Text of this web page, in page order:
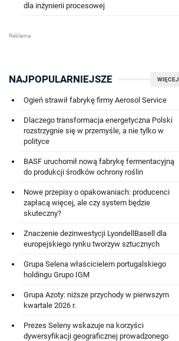
dla inżynierii procesowej
WIĘCEJ
NAJPOPULARNIEJSZE
Ogień strawił fabrykę firmy Aerosol Service
Dlaczego transformacja energetyczna Polski
rozstrzygnie się w przemyśle, a nie tylko w
polityce
BASF uruchomił nową fabrykę fermentacyjną
do produkcji środków ochrony roślin
Nowe przepisy o opakowaniach: producenci
zapłacą więcej, ale czy system będzie
skuteczny?
Znaczenie dezinwestycji LyondellBasell dla
europejskiego rynku tworzyw sztucznych
Grupa Selena właścicielem portugalskiego
holdingu Grupo IGM
Grupa Azoty: niższe przychody w pierwszym
kwartale 2026 r.
Prezes Seleny wskazuje na korzyści
dywersyfikacji geograficznej prowadzonego